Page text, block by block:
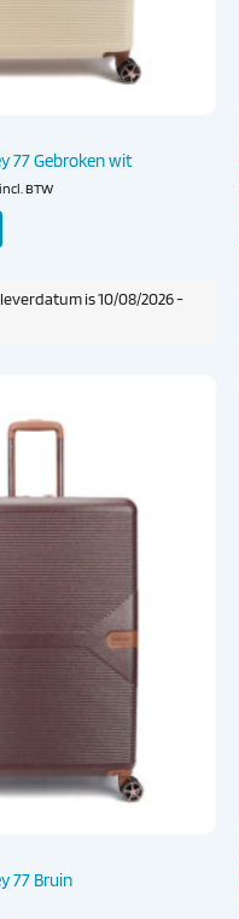
77 Gebroken wit
is:
€ 109,00.
incl. BTW
is 10/08/2026 -
77 Bruin